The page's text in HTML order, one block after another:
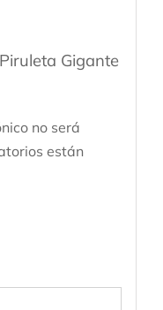
Gigante
no será
están